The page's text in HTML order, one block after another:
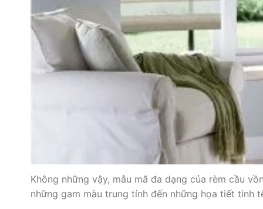
Không những vậy, mẫu mã đa dạng của rèm cầu
những gam màu trung tính đến những họa tiết tinh